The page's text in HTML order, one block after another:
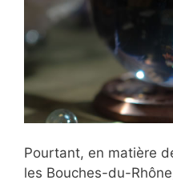
Pourtant, en matière
les Bouches-du-